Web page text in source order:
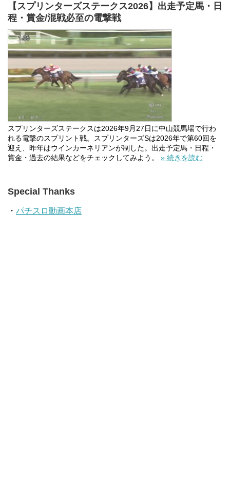
【スプリンターズステークス2026】出走予定馬・日
程・賞金/混戦必至の電撃戦
スプリンターズステークスは2026年9月27日に中山競馬場で行わ
れる電撃のスプリント戦。スプリンターズSは2026年で第60回を
迎え、昨年はウインカーネリアンが制した。出走予定馬・日程・
賞金・過去の結果などをチェックしてみよう。 » 続きを読む
Special Thanks
・ パチスロ動画本店